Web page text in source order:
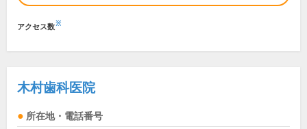
アクセス数※
木村歯科医院
所在地・電話番号